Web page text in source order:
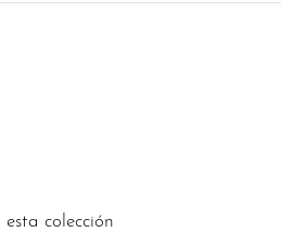
colección